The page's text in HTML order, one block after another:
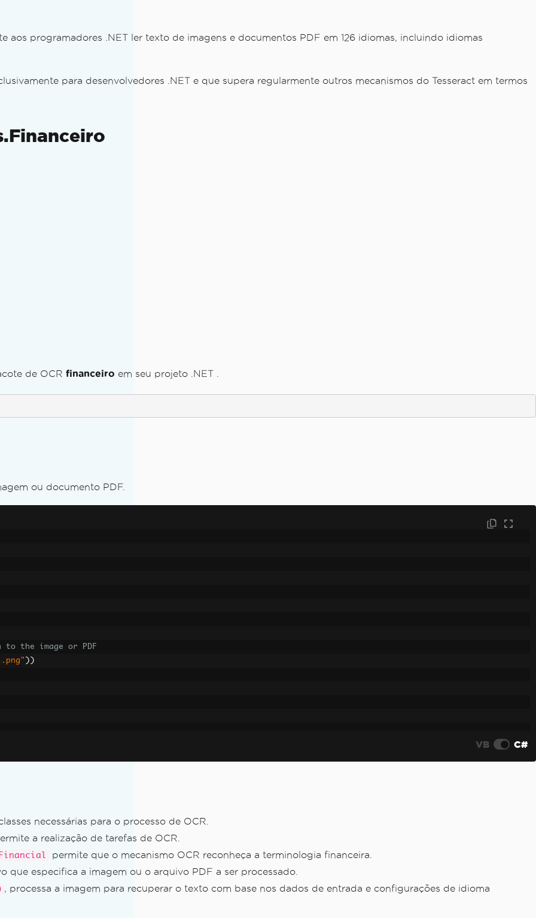
de imagem aplicados.
uma máquina local
7 e sistemas não Windows)
mesmo após descompactar o pacote de idiomas com sucesso.
programadores .NET ler texto de imagens e documentos PDF em 126 idiomas, incluindo idiomas
para desenvolvedores .NET e que supera regularmente outros mecanismos do Tesseract em termos
de OCR financeiro em seu projeto .NET .
ou documento PDF.
the image or PDF
))
VB C#
necessárias para o processo de OCR.
a realização de tarefas de OCR.
Financial
permite que o mecanismo OCR reconheça a terminologia financeira.
que especifica a imagem ou o arquivo PDF a ser processado.
, processa a imagem para recuperar o texto com base nos dados de entrada e configurações de idioma